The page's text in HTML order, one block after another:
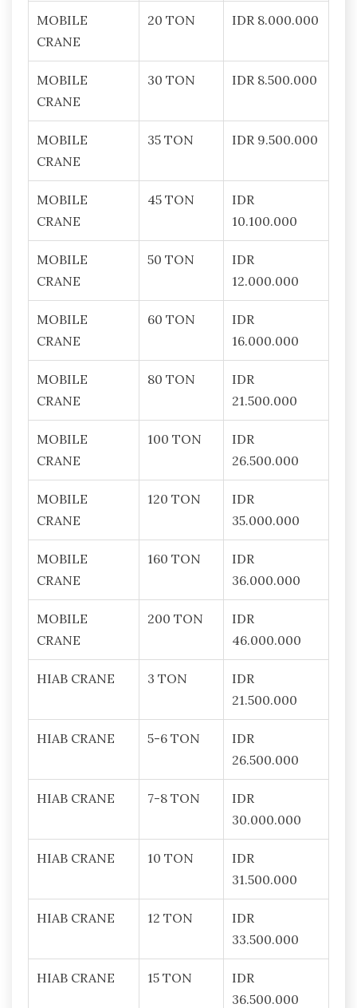
MOBILE
CRANE
20 TON IDR 8.000.000
MOBILE
CRANE
30 TON IDR 8.500.000
MOBILE
CRANE
35 TON IDR 9.500.000
MOBILE
CRANE
45 TON
IDR
10.100.000
MOBILE
CRANE
50 TON
IDR
12.000.000
MOBILE
CRANE
60 TON
IDR
16.000.000
MOBILE
CRANE
80 TON
IDR
21.500.000
MOBILE
CRANE
100 TON
IDR
26.500.000
MOBILE
CRANE
120 TON
IDR
35.000.000
MOBILE
CRANE
160 TON
IDR
36.000.000
MOBILE
CRANE
200 TON
IDR
46.000.000
HIAB CRANE 3 TON
IDR
21.500.000
HIAB CRANE 5-6 TON
IDR
26.500.000
HIAB CRANE 7-8 TON
IDR
30.000.000
HIAB CRANE 10 TON
IDR
31.500.000
HIAB CRANE 12 TON
IDR
33.500.000
HIAB CRANE 15 TON
IDR
36.500.000